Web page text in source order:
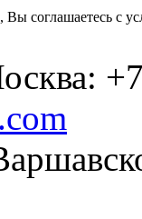
Вы соглашаетесь с